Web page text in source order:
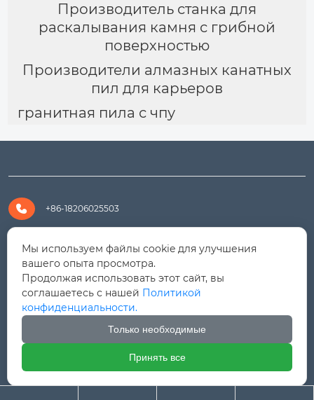
Производитель станка для
раскалывания камня с грибной
поверхностью
Производители алмазных канатных
пил для карьеров
гранитная пила с чпу
 +86-18206025503
 +8618206025503
 yanali@hualongm.com

351144, Китай, пров.Фуцзянь, г. Путянь, район Личэн,

Мы используем файлы cookie для улучшения
вашего опыта просмотра.
Продолжая использовать этот сайт, вы
соглашаетесь с нашей Политикой
конфиденциальности.
Только необходимые
Принять все